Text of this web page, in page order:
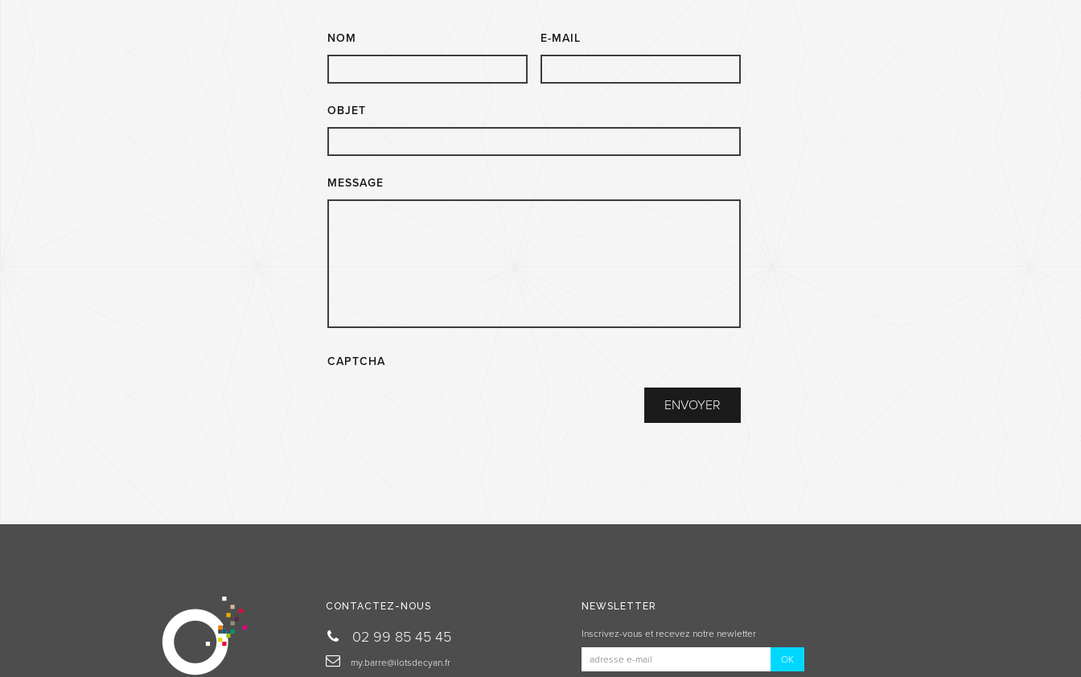
NOM E-MAIL
OBJET
MESSAGE
CAPTCHA
CONTACTEZ-NOUS
02 99 85 45 45
my.barre@ilotsdecyan.fr
NEWSLETTER
Inscrivez-vous et recevez notre newletter